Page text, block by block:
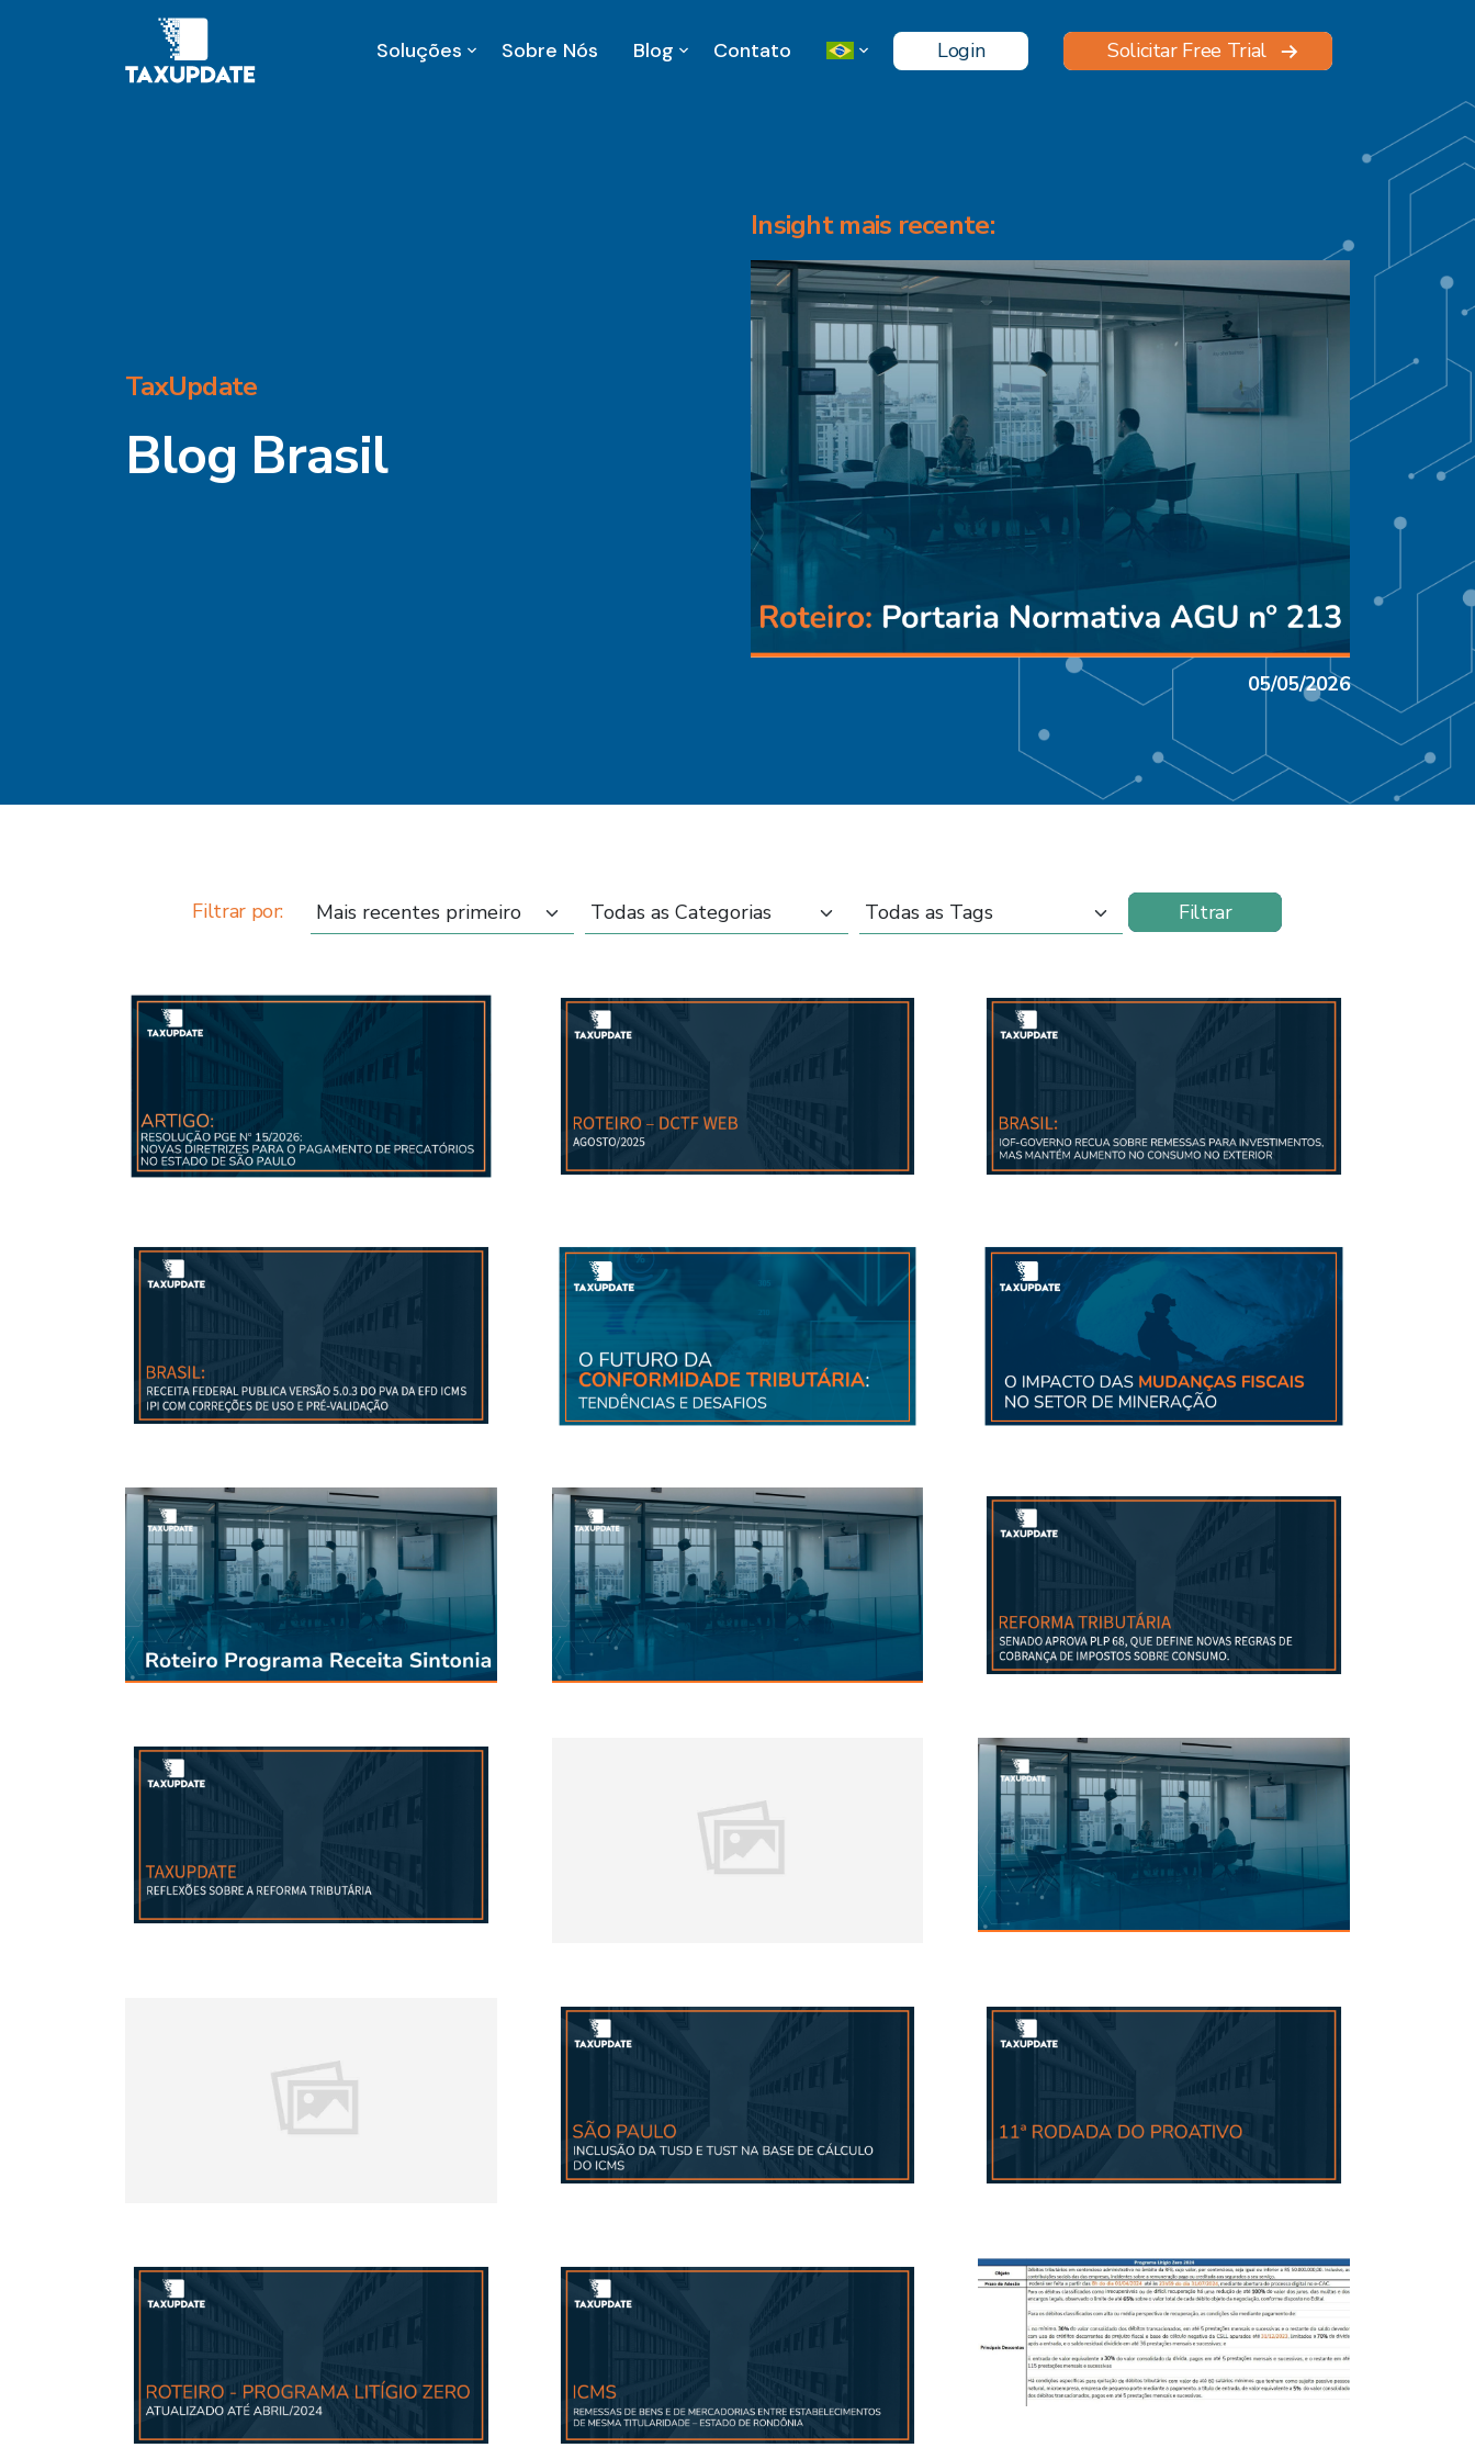
Soluções Sobre Nós Blog Contato Login Solicitar Free Trial
TaxUpdate
Blog Brasil
Insight mais recente:
05/05/2026
Filtrar por: Filtrar